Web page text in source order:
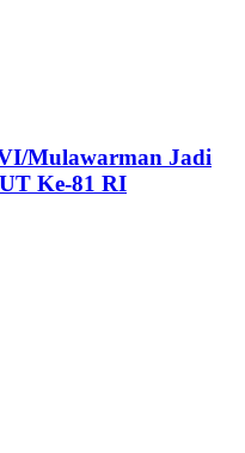
Mulawarman Jadi
Ke-81 RI